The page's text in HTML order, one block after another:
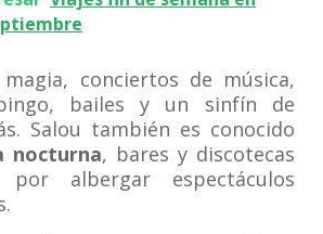
magia, conciertos de música,
bailes y un sinfín de
Salou también es conocido
nocturna, bares y discotecas
por albergar espectáculos